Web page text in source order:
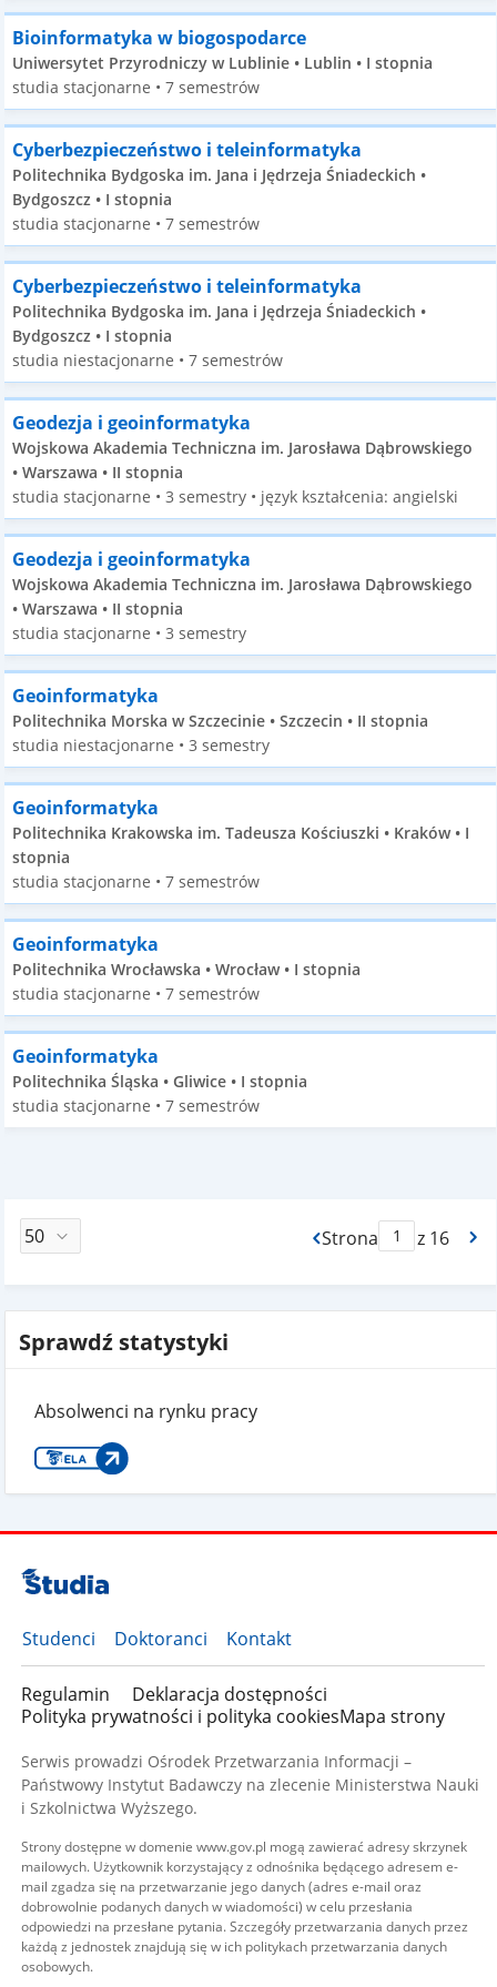
Bioinformatyka w biogospodarce
Uniwersytet Przyrodniczy w Lublinie • Lublin • I stopnia
studia stacjonarne • 7 semestrów
Cyberbezpieczeństwo i teleinformatyka
Politechnika Bydgoska im. Jana i Jędrzeja Śniadeckich •
Bydgoszcz • I stopnia
studia stacjonarne • 7 semestrów
Cyberbezpieczeństwo i teleinformatyka
Politechnika Bydgoska im. Jana i Jędrzeja Śniadeckich •
Bydgoszcz • I stopnia
studia niestacjonarne • 7 semestrów
Geodezja i geoinformatyka
Wojskowa Akademia Techniczna im. Jarosława Dąbrowskiego
• Warszawa • II stopnia
studia stacjonarne • 3 semestry • język kształcenia: angielski
Geodezja i geoinformatyka
Wojskowa Akademia Techniczna im. Jarosława Dąbrowskiego
• Warszawa • II stopnia
studia stacjonarne • 3 semestry
Geoinformatyka
Politechnika Morska w Szczecinie • Szczecin • II stopnia
studia niestacjonarne • 3 semestry
Geoinformatyka
Politechnika Krakowska im. Tadeusza Kościuszki • Kraków • I
stopnia
studia stacjonarne • 7 semestrów
Geoinformatyka
Politechnika Wrocławska • Wrocław • I stopnia
studia stacjonarne • 7 semestrów
Geoinformatyka
Politechnika Śląska • Gliwice • I stopnia
studia stacjonarne • 7 semestrów
Strona
Max Stronaz 16
Sprawdź statystyki
Absolwenci na rynku pracy
Studenci Doktoranci Kontakt
Regulamin
Deklaracja dostępności
Polityka prywatności i polityka cookiesMapa strony
Serwis prowadzi Ośrodek Przetwarzania Informacji –
Państwowy Instytut Badawczy na zlecenie Ministerstwa Nauki
i Szkolnictwa Wyższego.
Strony dostępne w domenie www.gov.pl mogą zawierać adresy skrzynek
mailowych. Użytkownik korzystający z odnośnika będącego adresem e-
mail zgadza się na przetwarzanie jego danych (adres e-mail oraz
dobrowolnie podanych danych w wiadomości) w celu przesłania
odpowiedzi na przesłane pytania. Szczegóły przetwarzania danych przez
każdą z jednostek znajdują się w ich politykach przetwarzania danych
osobowych.